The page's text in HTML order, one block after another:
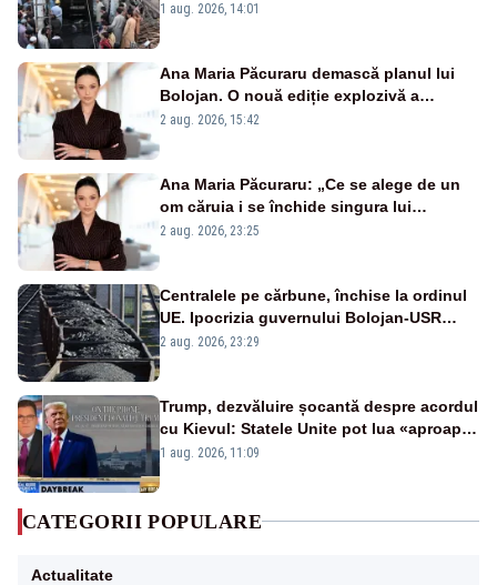
morți - VIDEO
1 aug. 2026, 14:01
Ana Maria Păcuraru demască planul lui
Bolojan. O nouă ediție explozivă a
emisiunii „Miza Zilei” la Realitatea PLUS
2 aug. 2026, 15:42
Ana Maria Păcuraru: „Ce se alege de un
om căruia i se închide singura lui
portiță?”
2 aug. 2026, 23:25
Centralele pe cărbune, închise la ordinul
UE. Ipocrizia guvernului Bolojan-USR
după starea de alertă
2 aug. 2026, 23:29
Trump, dezvăluire șocantă despre acordul
cu Kievul: Statele Unite pot lua «aproape
tot ce vor» din minele Ucrainei”
1 aug. 2026, 11:09
CATEGORII POPULARE
Actualitate